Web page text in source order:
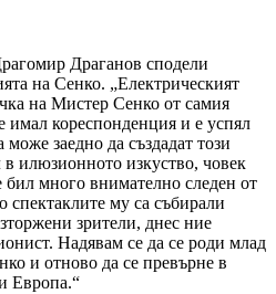
Драганов сподели
на Сенко. „Електрическият
на Мистер Сенко от самия
имал кореспонденция и е успял
може заедно да създадат този
илюзионното изкуство, човек
бил много внимателно следен от
спектаклите му са събирали
зрители, днес ние
Надявам се да се роди млад
и отново да се превърне в
Европа.“